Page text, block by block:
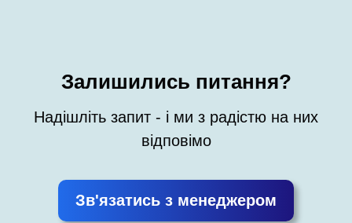
Залишились питання?
Надішліть запит - і ми з радістю на них
відповімо
Зв'язатись з менеджером